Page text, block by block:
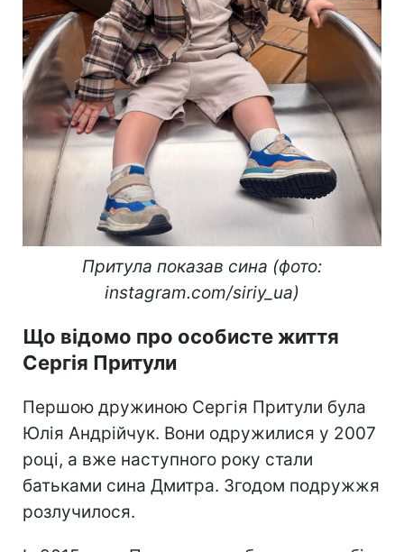
Притула показав сина (фото:
instagram.com/siriy_ua)
Що відомо про особисте життя
Сергія Притули
Першою дружиною Сергія Притули була
Юлія Андрійчук. Вони одружилися у 2007
році, а вже наступного року стали
батьками сина Дмитра. Згодом подружжя
розлучилося.